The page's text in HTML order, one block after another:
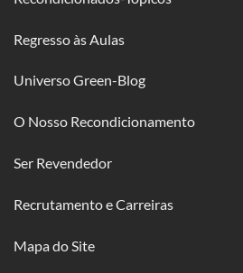
Regresso às Aulas
Universo Green-Blog
O Nosso Recondicionamento
Ser Revendedor
Recrutamento e Carreiras
Mapa do Site